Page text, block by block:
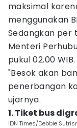
maksimal
menggunakan
Sedangkan per
Menteri
pukul 02.00 WIB.
"Besok akan
penerbangan
ujarnya.
1. Tiket bus
IDN Times/Debbie